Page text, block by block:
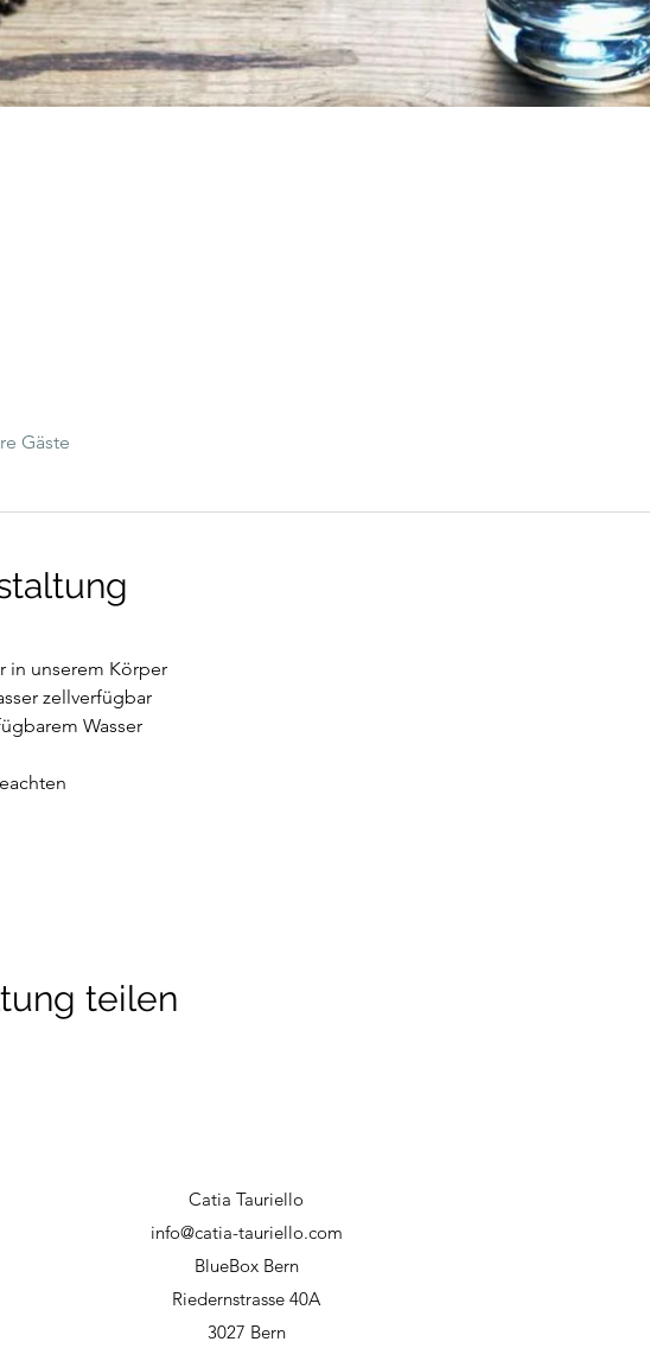
Gäste
in unserem Körper
zellverfügbar
Wasser
teilen
Catia Tauriello
info@catia-tauriello.com
BlueBox Bern
Riedernstrasse 40A
3027 Bern